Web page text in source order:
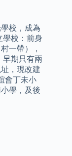
校，成為
學校：前身
一帶），
早期只有兩
，現改建
會丁未小
學，及後